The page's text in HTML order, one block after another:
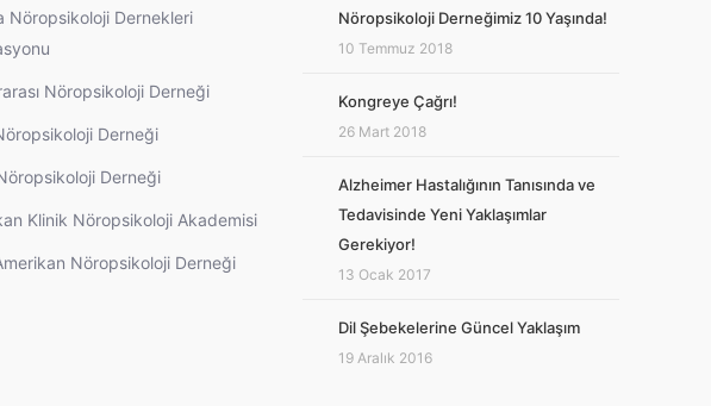
Nöropsikoloji Dernekleri
Nöropsikoloji Derneği
Derneği
Derneği
Klinik Nöropsikoloji Akademisi
Nöropsikoloji Derneği
Nöropsikoloji Derneğimiz 10 Yaşında!
10 Temmuz 2018
Kongreye Çağrı!
26 Mart 2018
Alzheimer Hastalığının Tanısında ve
Tedavisinde Yeni Yaklaşımlar
Gerekiyor!
13 Ocak 2017
Dil Şebekelerine Güncel Yaklaşım
19 Aralık 2016